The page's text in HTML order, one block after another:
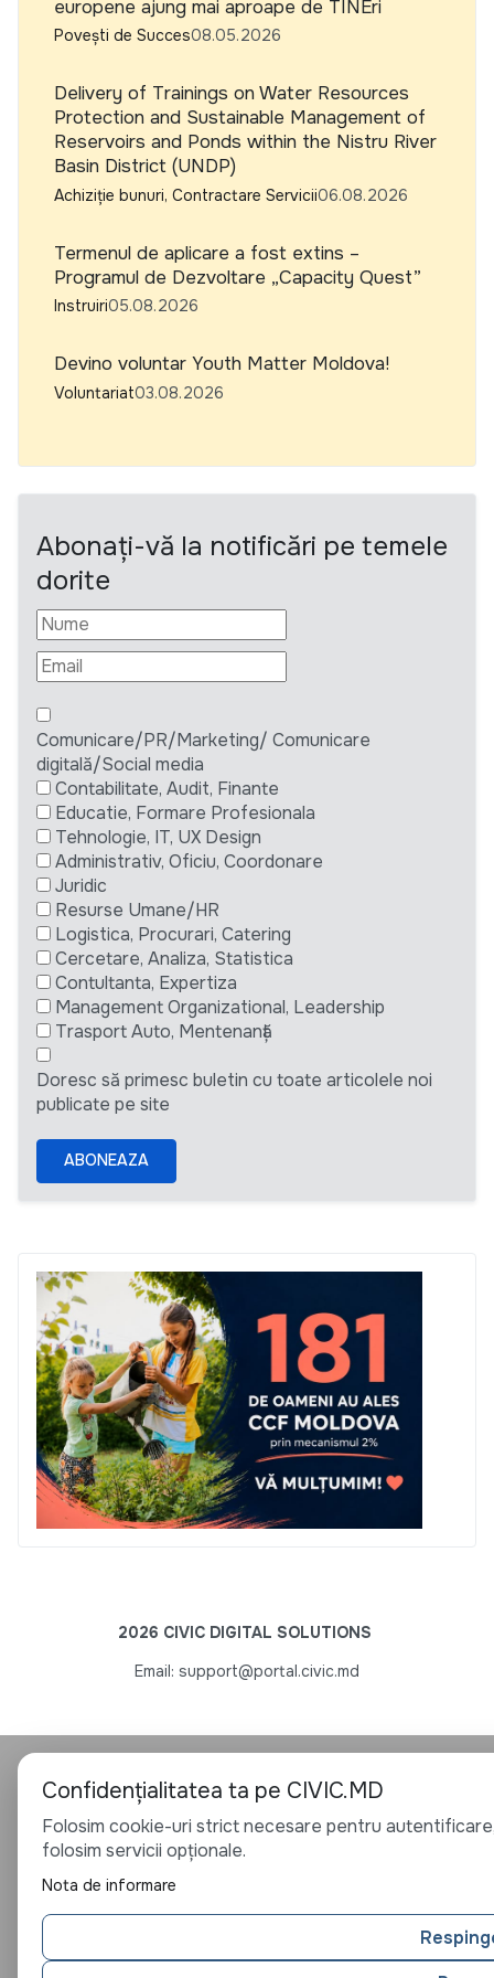
europene ajung mai aproape de TINEri
Povești de Succes08.05.2026
Delivery of Trainings on Water Resources
Protection and Sustainable Management of
Reservoirs and Ponds within the Nistru River
Basin District (UNDP)
Achiziție bunuri, Contractare Servicii06.08.2026
Termenul de aplicare a fost extins –
Programul de Dezvoltare „Capacity Quest”
Instruiri05.08.2026
Devino voluntar Youth Matter Moldova!
Voluntariat03.08.2026
Abonați-vă la notificări pe temele
dorite
Comunicare/PR/Marketing/ Comunicare
digitală/Social media
Contabilitate, Audit, Finante
Educatie, Formare Profesionala
Tehnologie, IT, UX Design
Administrativ, Oficiu, Coordonare
Juridic
Resurse Umane/HR
Logistica, Procurari, Catering
Cercetare, Analiza, Statistica
Contultanta, Expertiza
Management Organizational, Leadership
Trasport Auto, Mentenanță
Doresc să primesc buletin cu toate articolele noi
publicate pe site
ABONEAZA
2026 CIVIC DIGITAL SOLUTIONS
Email: support@portal.civic.md
Confidențialitatea ta pe CIVIC.MD
Folosim cookie-uri strict necesare pentru
folosim servicii opționale.
Nota de informare